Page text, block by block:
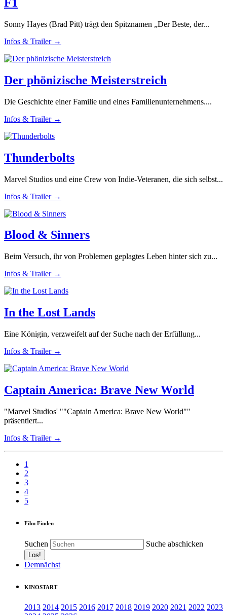
Sonny Hayes (Brad Pitt) trägt den Spitznamen „Der Beste, der...
Infos & Trailer →
Der phönizische Meisterstreich
Die Geschichte einer Familie und eines Familienunternehmens....
Infos & Trailer →
Thunderbolts
Marvel Studios und eine Crew von Indie-Veteranen, die sich selbst...
Infos & Trailer →
Blood & Sinners
Beim Versuch, ihr von Problemen geplagtes Leben hinter sich zu...
Infos & Trailer →
In the Lost Lands
Eine Königin, verzweifelt auf der Suche nach der Erfüllung...
Infos & Trailer →
Captain America: Brave New World
"Marvel Studios' ""Captain America: Brave New World""
präsentiert...
Infos & Trailer →
1
2
3
4
5
Film Finden
Suchen Suche abschicken
Demnächst
KINOSTART
2013 2014 2015 2016 2017 2018 2019 2020 2021 2022 2023